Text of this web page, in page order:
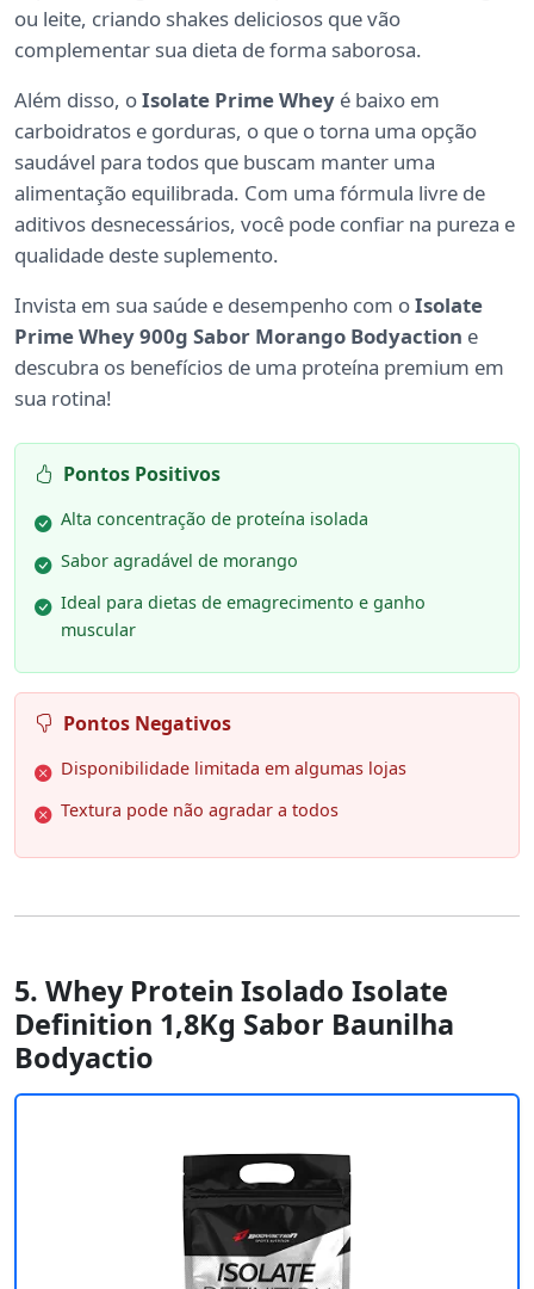
ou leite, criando shakes deliciosos que vão
complementar sua dieta de forma saborosa.
Além disso, oIsolate Prime Whey é baixo em
carboidratos e gorduras, o que o torna uma opção
saudável para todos que buscam manter uma
alimentação equilibrada. Com uma fórmula livre de
aditivos desnecessários, você pode confiar na pureza e
qualidade deste suplemento.
Invista em sua saúde e desempenho com oIsolate
Prime Whey 900g Sabor Morango Bodyaction e
descubra os benefícios de uma proteína premium em
sua rotina!
Pontos Positivos
Alta concentração de proteína isolada
Sabor agradável de morango
Ideal para dietas de emagrecimento e ganho
muscular
Pontos Negativos
Disponibilidade limitada em algumas lojas
Textura pode não agradar a todos
5. Whey Protein Isolado Isolate
Definition 1,8Kg Sabor Baunilha
Bodyactio